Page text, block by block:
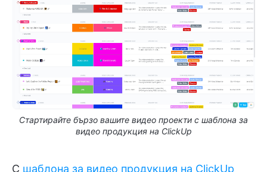
Стартирайте бързо вашите видео проекти с шаблона за
видео продукция на ClickUp
С шаблона за видео продукция на ClickUp